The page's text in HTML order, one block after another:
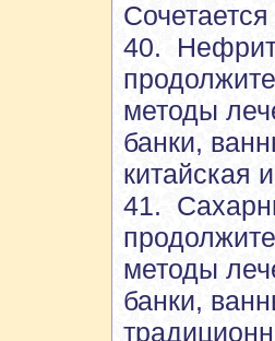
40.
методы
банки,
китайская
41.
методы
банки,